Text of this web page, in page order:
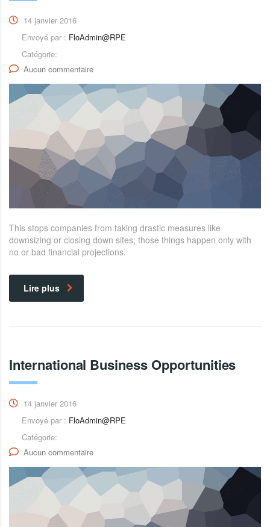
14 janvier 2016
Envoyé par : FloAdmin@RPE
Catégorie:
Aucun commentaire
This stops companies from taking drastic measures like
downsizing or closing down sites; those things happen only with
no or bad financial projections.
Lire plus
International Business Opportunities
14 janvier 2016
Envoyé par : FloAdmin@RPE
Catégorie:
Aucun commentaire